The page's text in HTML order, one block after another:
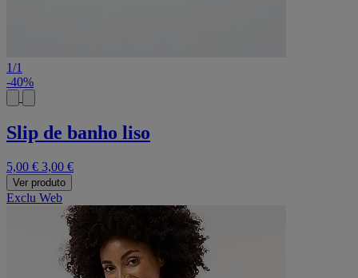
1/1
-40%
Slip de banho liso
5,00 € 3,00 €
Ver produto
Exclu Web